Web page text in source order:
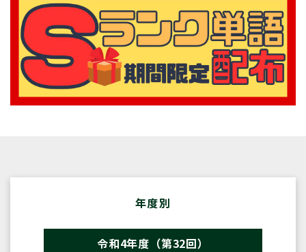
年度別
令和4年度（第32回）